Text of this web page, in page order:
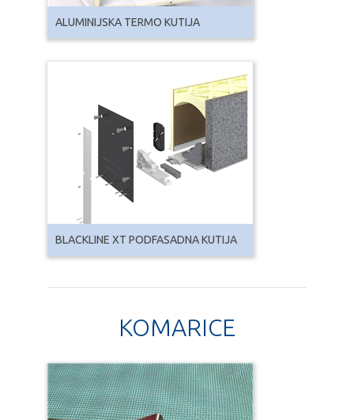
ALUMINIJSKA TERMO KUTIJA
BLACKLINE XT PODFASADNA KUTIJA
KOMARICE